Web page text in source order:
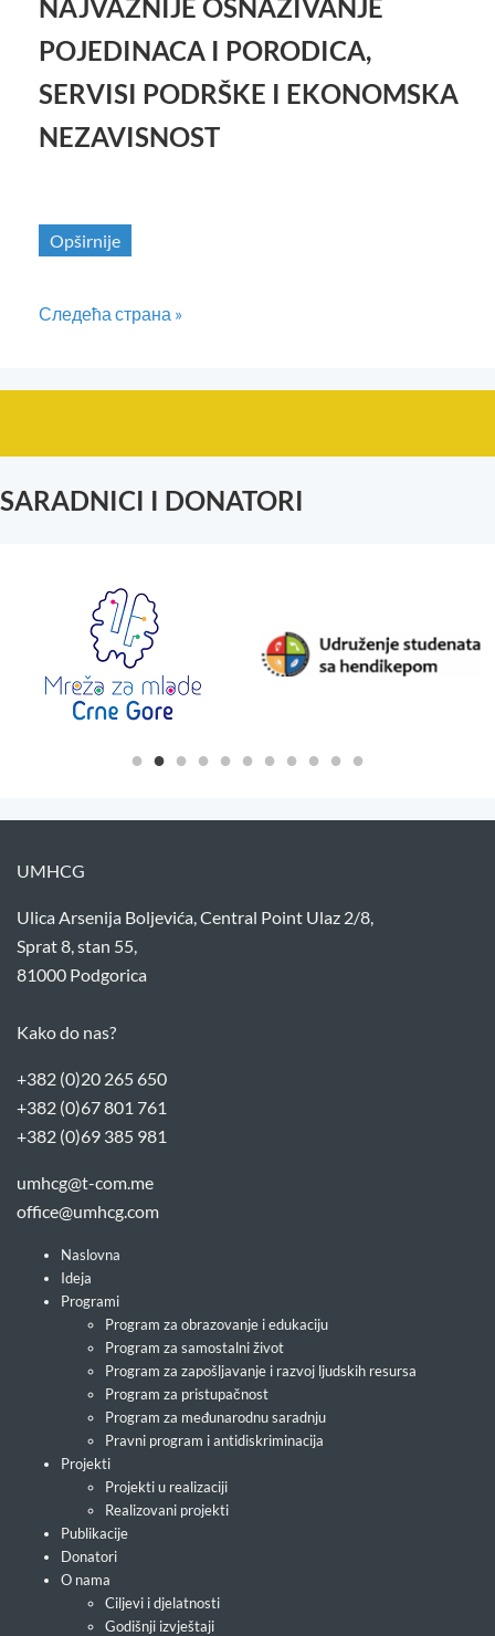
NAJVAŽNIJE OSNAŽIVANJE
POJEDINACA I PORODICA,
SERVISI PODRŠKE I EKONOMSKA
NEZAVISNOST
Opširnije
Следећа страна »
SARADNICI I DONATORI
UMHCG
Ulica Arsenija Boljevića, Central Point Ulaz 2/8,
Sprat 8, stan 55,
81000 Podgorica
Kako do nas?
+382 (0)20 265 650
+382 (0)67 801 761
+382 (0)69 385 981
umhcg@t-com.me
office@umhcg.com
Naslovna
Ideja
Programi
Program za obrazovanje i edukaciju
Program za samostalni život
Program za zapošljavanje i razvoj ljudskih resursa
Program za pristupačnost
Program za međunarodnu saradnju
Pravni program i antidiskriminacija
Projekti
Projekti u realizaciji
Realizovani projekti
Publikacije
Donatori
O nama
Ciljevi i djelatnosti
Godišnji izvještaji